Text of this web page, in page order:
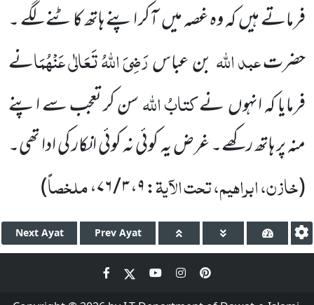
فرماتے ہیں کہ وہ غصہ میں آکر اپنے ہاتھ کاٹنے لگے ۔
حضرتعبد اللّٰہ بن عباسرَضِیَ اللّٰہُ تَعَالٰی عَنْہُمَانے
فرمایا کہ انہوں نےکتابُ اللّٰہسن کر تعجب سے اپنے
منہ پر ہاتھ رکھے۔ غرض یہ کوئی نہ کوئی انکار کی ادا تھی۔
(خازن، ابراہیم، تحت الآیۃ:۹،۳ / ۷۶ ،ملخصاً)
Next Ayat Prev Ayat